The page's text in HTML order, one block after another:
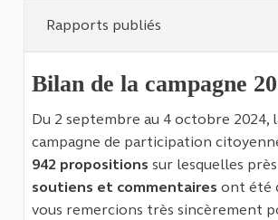
Rapports publiés
Bilan de la campagne
Du 2 septembre au 4 octobre 2024,
campagne de participation
942 propositions sur lesquelles
soutiens et commentaires ont été
vous remercions très sincèrement